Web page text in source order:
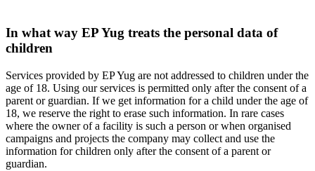
In what way EP Yug treats the personal data of
children
Services provided by EP Yug are not addressed to children under the
age of 18. Using our services is permitted only after the consent of a
parent or guardian. If we get information for a child under the age of
18, we reserve the right to erase such information. In rare cases
where the owner of a facility is such a person or when organised
campaigns and projects the company may collect and use the
information for children only after the consent of a parent or
guardian.